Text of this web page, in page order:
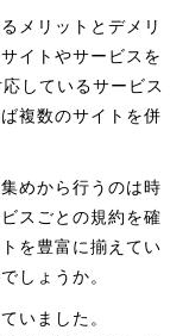
メリットとデメリ
イトやサービスを
しているサービス
複数のサイトを併
めから行うのは時
スごとの規約を確
を豊富に揃えてい
しょうか。
いました。